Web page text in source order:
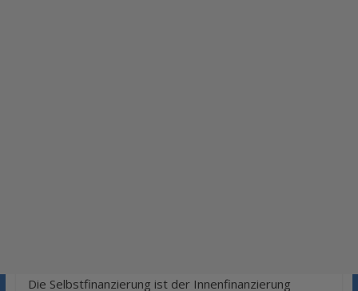
Die Selbstfinanzierung ist der Innenfinanzierung